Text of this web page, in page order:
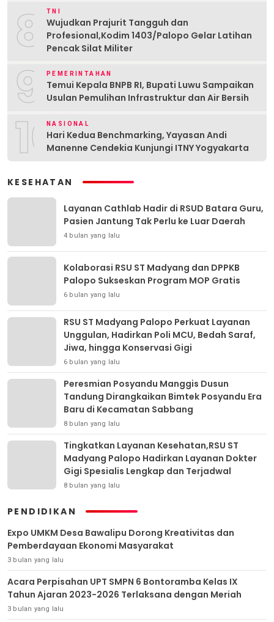
8 TNI
Wujudkan Prajurit Tangguh dan
Profesional,Kodim 1403/Palopo Gelar Latihan
Pencak Silat Militer
9 PEMERINTAHAN
Temui Kepala BNPB RI, Bupati Luwu Sampaikan
Usulan Pemulihan Infrastruktur dan Air Bersih
10NASIONAL
Hari Kedua Benchmarking, Yayasan Andi
Manenne Cendekia Kunjungi ITNY Yogyakarta
KESEHATAN
Layanan Cathlab Hadir di RSUD Batara Guru,
Pasien Jantung Tak Perlu ke Luar Daerah
4 bulan yang lalu
Kolaborasi RSU ST Madyang dan DPPKB
Palopo Sukseskan Program MOP Gratis
6 bulan yang lalu
RSU ST Madyang Palopo Perkuat Layanan
Unggulan, Hadirkan Poli MCU, Bedah Saraf,
Jiwa, hingga Konservasi Gigi
6 bulan yang lalu
Peresmian Posyandu Manggis Dusun
Tandung Dirangkaikan Bimtek Posyandu Era
Baru di Kecamatan Sabbang
8 bulan yang lalu
Tingkatkan Layanan Kesehatan,RSU ST
Madyang Palopo Hadirkan Layanan Dokter
Gigi Spesialis Lengkap dan Terjadwal
8 bulan yang lalu
PENDIDIKAN
Expo UMKM Desa Bawalipu Dorong Kreativitas dan
Pemberdayaan Ekonomi Masyarakat
3 bulan yang lalu
Acara Perpisahan UPT SMPN 6 Bontoramba Kelas IX
Tahun Ajaran 2023-2026 Terlaksana dengan Meriah
3 bulan yang lalu